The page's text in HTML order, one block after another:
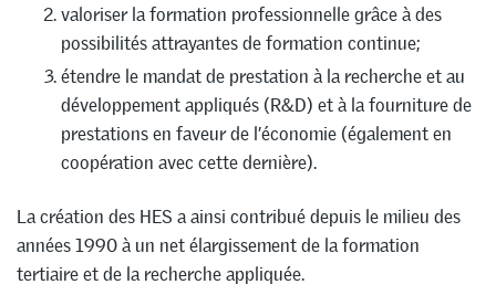
valoriser la formation professionnelle grâce à des
possibilités attrayantes de formation continue;
étendre le mandat de prestation à la recherche et au
développement appliqués (R&D) et à la fourniture de
prestations en faveur de l’économie (également en
coopération avec cette dernière).
La création des HES a ainsi contribué depuis le milieu des
années 1990 à un net élargissement de la formation
tertiaire et de la recherche appliquée.